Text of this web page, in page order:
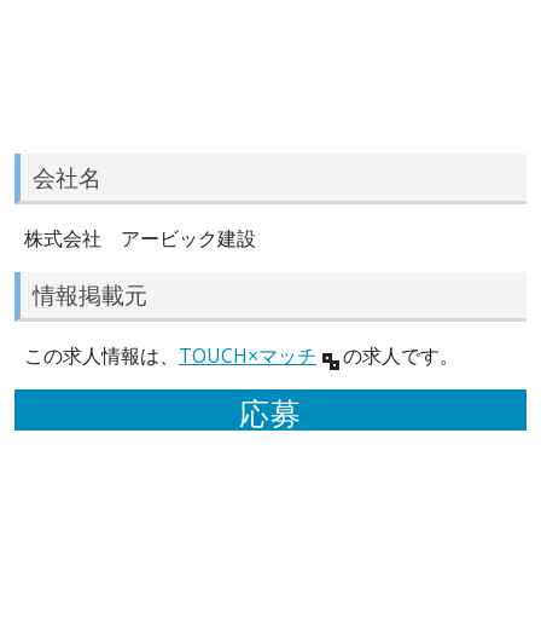
会社名
株式会社 アービック建設
情報掲載元
この求人情報は、 TOUCH×マッチ の求人です。
応募